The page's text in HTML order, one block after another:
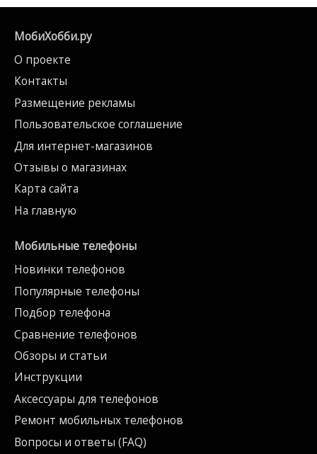
МобиХобби.ру
О проекте
Контакты
Размещение рекламы
Пользовательское соглашение
Для интернет-магазинов
Отзывы о магазинах
Карта сайта
На главную
Мобильные телефоны
Новинки телефонов
Популярные телефоны
Подбор телефона
Сравнение телефонов
Обзоры и статьи
Инструкции
Аксессуары для телефонов
Ремонт мобильных телефонов
Вопросы и ответы (FAQ)